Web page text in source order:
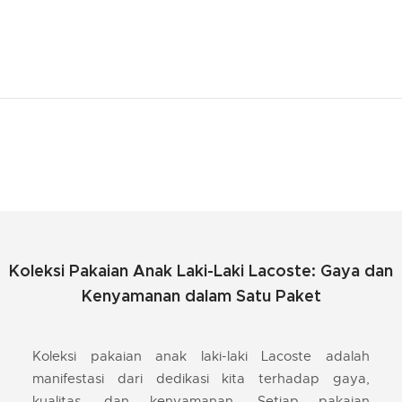
Koleksi Pakaian Anak Laki-Laki Lacoste: Gaya dan
Kenyamanan dalam Satu Paket
Koleksi pakaian anak laki-laki Lacoste adalah
manifestasi dari dedikasi kita terhadap gaya,